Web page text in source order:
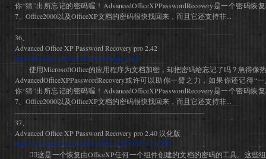
你“猜”出所忘记的密码喔！AdvancedOfficeXPPasswordRecovery是一个密码恢
7、Office2000以及OfficeXP文档的密码很快找回来，而且它还支持非...
--------------------------------------------------------------------------------
36、
Advanced Office XP Password Recovery pro 2.42
http://download.elcomsoft.com/aoxppr_p.zip
使用MicrosoftOffice的应用程序为文档加密，却把密码给忘记了吗？急得像
AdvancedOfficeXPPasswordRecovery或许可以助你一臂之力，如果你还记得
你“猜”出所忘记的密码喔！AdvancedOfficeXPPasswordRecovery是一个密码恢
7、Office2000以及OfficeXP文档的密码很快找回来，而且它还支持非...
--------------------------------------------------------------------------------
37、
Advanced Office XP Password Recovery pro 2.40 汉化版
http://nj.onlinedown.net/down/HB-AOXPPR24-fxj.ZIP
这是一个恢复由OfficeXP任何一个组件创建的文档的密码的工具。这些组